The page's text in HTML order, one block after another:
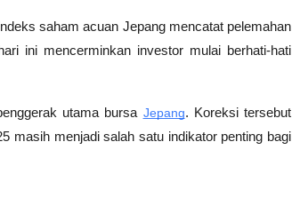
saham acuan Jepang mencatat pelemahan
ini mencerminkan investor mulai berhati-hati
utama bursa Jepang. Koreksi tersebut
masih menjadi salah satu indikator penting bagi